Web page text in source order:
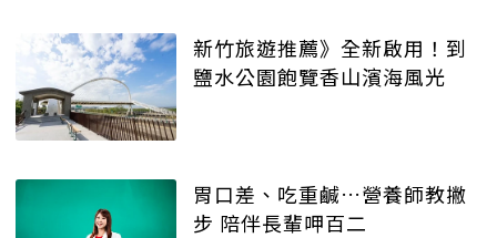
新竹旅遊推薦》全新啟用！到
鹽水公園飽覽香山濱海風光
胃口差、吃重鹹…營養師教撇
步 陪伴長輩呷百二